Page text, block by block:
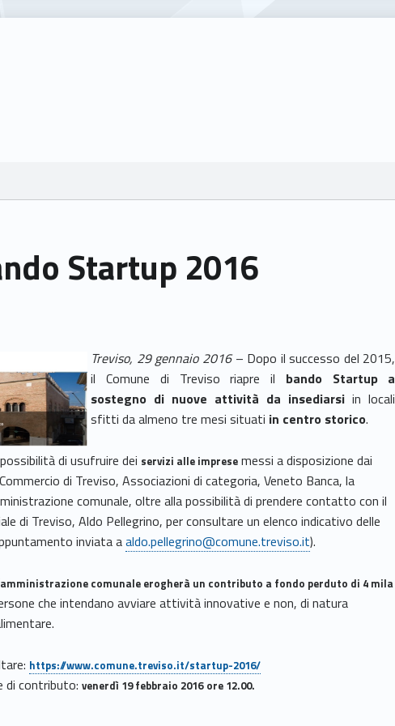
Startup 2016
Treviso, 29 gennaio 2016– Dopo il successo del 2015,
il Comune di Treviso riapre il
bando Startup a
sostegno di nuove attività da insediarsi in locali
sfitti da almeno tre mesi situati in centro storico.
di usufruire dei servizi alle imprese messi a disposizione dai
di Treviso, Associazioni di categoria, Veneto Banca, la
comunale, oltre alla possibilità di prendere contatto con il
di Treviso, Aldo Pellegrino, per consultare un elenco indicativo delle
inviata aaldo.pellegrino@comune.treviso.it).
amministrazione comunale erogherà un contributo a fondo perduto di 4 mila
che intendano avviare attività innovative e non, di natura
https://www.comune.treviso.it/startup-2016/
di contributo:venerdì 19 febbraio 2016 ore 12.00.